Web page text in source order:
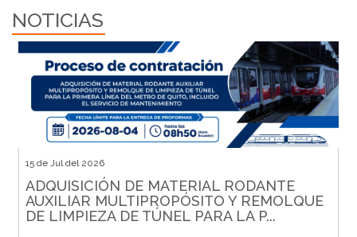
NOTICIAS
15 de Jul del 2026
ADQUISICIÓN DE MATERIAL RODANTE
AUXILIAR MULTIPROPÓSITO Y REMOLQUE
DE LIMPIEZA DE TÚNEL PARA LA P...